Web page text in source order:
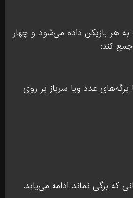
هر بازیکن داده می‌شود و چهار
کند:
عدد ویا سرباز بر روی
برگی نماند ادامه می‌یابد.